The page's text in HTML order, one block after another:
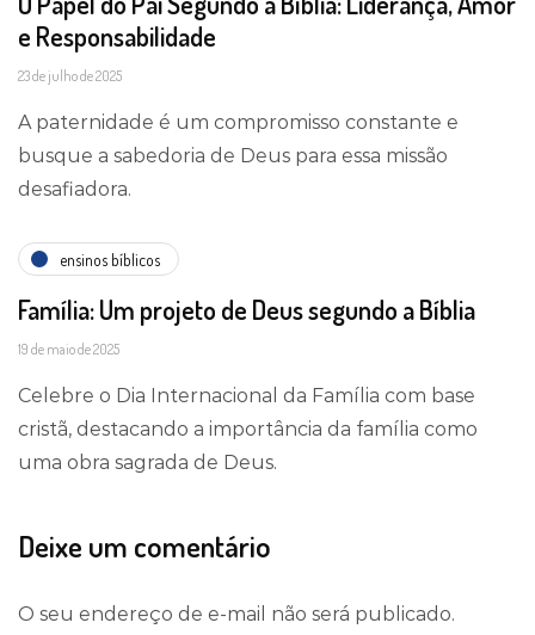
e Responsabilidade
23 de julho de 2025
A paternidade é um compromisso constante e
busque a sabedoria de Deus para essa missão
desafiadora.
ensinos bíblicos
Família: Um projeto de Deus segundo a Bíblia
19 de maio de 2025
Celebre o Dia Internacional da Família com base
cristã, destacando a importância da família como
uma obra sagrada de Deus.
Deixe um comentário
O seu endereço de e-mail não será publicado.